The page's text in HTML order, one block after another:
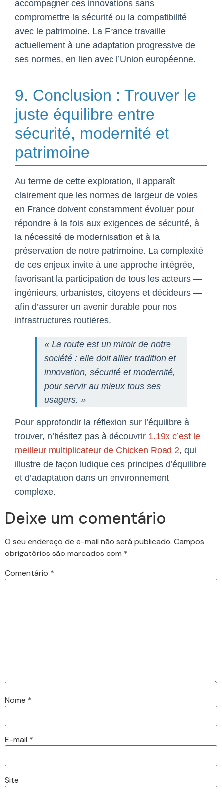
accompagner ces innovations sans
compromettre la sécurité ou la compatibilité
avec le patrimoine. La France travaille
actuellement à une adaptation progressive de
ses normes, en lien avec l’Union européenne.
9. Conclusion : Trouver le
juste équilibre entre
sécurité, modernité et
patrimoine
Au terme de cette exploration, il apparaît
clairement que les normes de largeur de voies
en France doivent constamment évoluer pour
répondre à la fois aux exigences de sécurité, à
la nécessité de modernisation et à la
préservation de notre patrimoine. La complexité
de ces enjeux invite à une approche intégrée,
favorisant la participation de tous les acteurs —
ingénieurs, urbanistes, citoyens et décideurs —
afin d’assurer un avenir durable pour nos
infrastructures routières.
« La route est un miroir de notre
société : elle doit allier tradition et
innovation, sécurité et modernité,
pour servir au mieux tous ses
usagers. »
Pour approfondir la réflexion sur l’équilibre à
trouver, n’hésitez pas à découvrir 1.19x c’est le
meilleur multiplicateur de Chicken Road 2, qui
illustre de façon ludique ces principes d’équilibre
et d’adaptation dans un environnement
complexe.
Deixe um comentário
O seu endereço de e-mail não será publicado. Campos
obrigatórios são marcados com *
Comentário *
Nome *
E-mail *
Site